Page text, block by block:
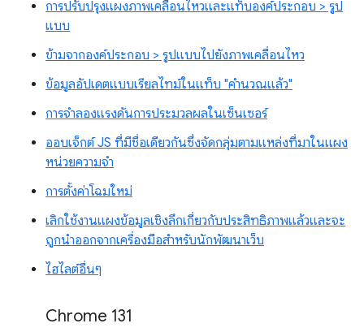
การปรับปรุงแผงภาพเคลื่อนไหวและแท็บองค์ประกอบ > รูป
แบบ
ข้ามจากองค์ประกอบ > รูปแบบไปยังภาพเคลื่อนไหว
ข้อมูลอัปเดตแบบเรียลไทม์ในแท็บ "คำนวณแล้ว"
การจำลองแรงดันการประมวลผลในเซ็นเซอร์
ออบเจ็กต์ JS ที่มีชื่อเดียวกันซึ่งจัดกลุ่มตามแหล่งที่มาในแผง
หน่วยความจำ
การตั้งค่าโฉมใหม่
เลิกใช้งานแผงข้อมูลเชิงลึกเกี่ยวกับประสิทธิภาพแล้วและจะ
ถูกนำออกจากเครื่องมือสำหรับนักพัฒนาเว็บ
ไฮไลต์อื่นๆ
Chrome 131